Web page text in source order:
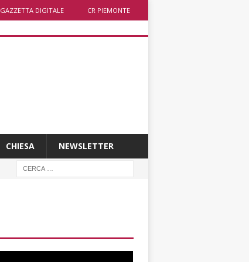
GAZZETTA DIGITALE CR PIEMONTE
CHIESA NEWSLETTER